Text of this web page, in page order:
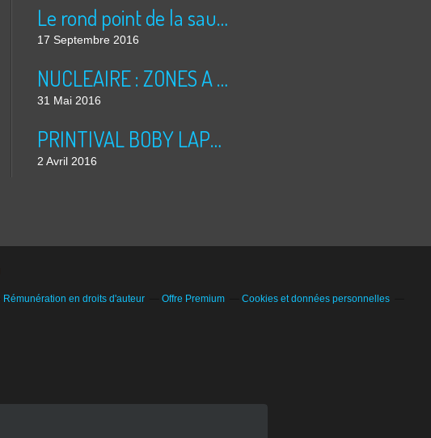
Le rond point de la saucisse
17 Septembre 2016
NUCLEAIRE : ZONES A RISQUES
31 Mai 2016
PRINTIVAL BOBY LAPOINTE 2016
2 Avril 2016
Rémunération en droits d'auteur Offre Premium
Cookies et données personnelles